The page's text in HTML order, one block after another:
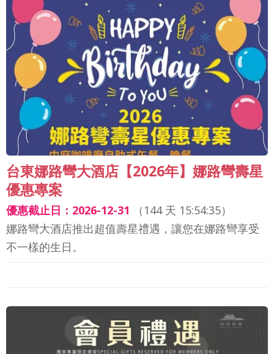
台東娜路彎大酒店【2026年】娜路彎壽星
優惠專案
優惠截止日：2026-12-31 （ 144 天 15:54:33）
娜路彎大酒店推出超值壽星禮遇，讓您在娜路彎享受
不一樣的生日。